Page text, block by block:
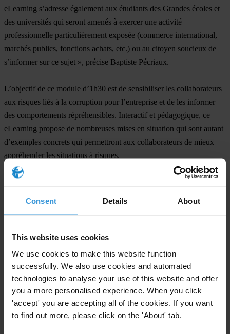
Consent Details About
This website uses cookies
We use cookies to make this website function
successfully. We also use cookies and automated
technologies to analyse your use of this website and offer
you a more personalised experience. When you click
'accept' you are accepting all of the cookies. If you want
to find out more, please click on the 'About' tab.
eLearning s’adresse également aux étudiants des Grandes écoles et
des universités qui seront amenés à exercer une activité
professionnelle particulièrement exposée (commerce international,
marchés publics, fonctions achats, etc.) ou au citoyen soucieux de
s’informer sur ce sujet », précise Baptiste Pécriaux.
L’objectif de ce module d’1h30 est de sensibiliser les collaborateurs
aux risques liés à la corruption pour l’entreprise et de les informer
des comportements répréhensibles. Interactif et pédagogique, ce
eLearning propose de nombreuses mises en situation qui sont autant
d’exemples concrets qui permettront aux collaborateurs de mieux
appréhender les situations à risques.
Grâce à ce eLearning Transparency International France espère faire
For any press enquiries please contact
Julian Névo
Transparency International France
14, passage Dubail - 75010 Paris